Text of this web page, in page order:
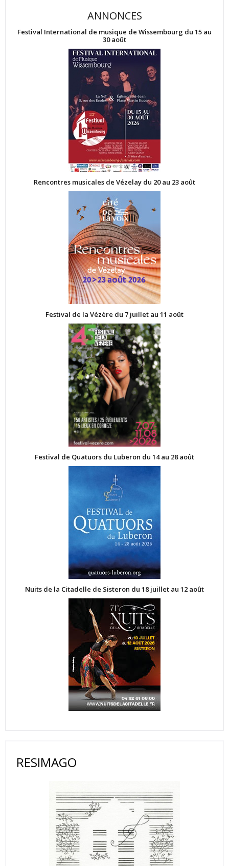
ANNONCES
Festival International de musique de Wissembourg du 15 au
30 août
Rencontres musicales de Vézelay du 20 au 23 août
Festival de la Vézère du 7 juillet au 11 août
Festival de Quatuors du Luberon du 14 au 28 août
Nuits de la Citadelle de Sisteron du 18 juillet au 12 août
RESIMAGO